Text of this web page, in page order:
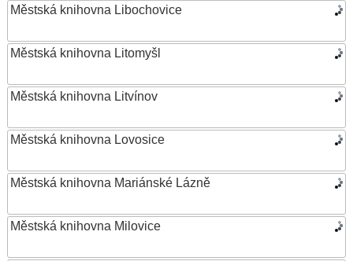
Městská knihovna Libochovice
Městská knihovna Litomyšl
Městská knihovna Litvínov
Městská knihovna Lovosice
Městská knihovna Mariánské Lázně
Městská knihovna Milovice